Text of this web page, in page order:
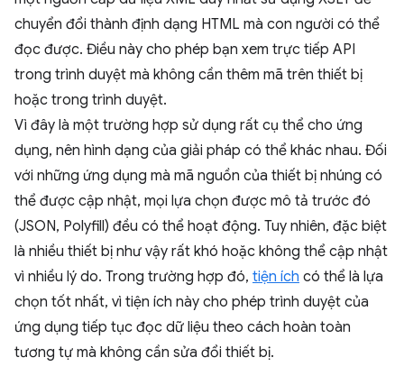
chuyển đổi thành định dạng HTML mà con người có thể
đọc được. Điều này cho phép bạn xem trực tiếp API
trong trình duyệt mà không cần thêm mã trên thiết bị
hoặc trong trình duyệt.
Vì đây là một trường hợp sử dụng rất cụ thể cho ứng
dụng, nên hình dạng của giải pháp có thể khác nhau. Đối
với những ứng dụng mà mã nguồn của thiết bị nhúng có
thể được cập nhật, mọi lựa chọn được mô tả trước đó
(JSON, Polyfill) đều có thể hoạt động. Tuy nhiên, đặc biệt
là nhiều thiết bị như vậy rất khó hoặc không thể cập nhật
vì nhiều lý do. Trong trường hợp đó, tiện ích có thể là lựa
chọn tốt nhất, vì tiện ích này cho phép trình duyệt của
ứng dụng tiếp tục đọc dữ liệu theo cách hoàn toàn
tương tự mà không cần sửa đổi thiết bị.